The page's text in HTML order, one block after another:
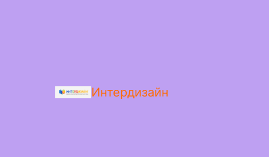
Интердизайн